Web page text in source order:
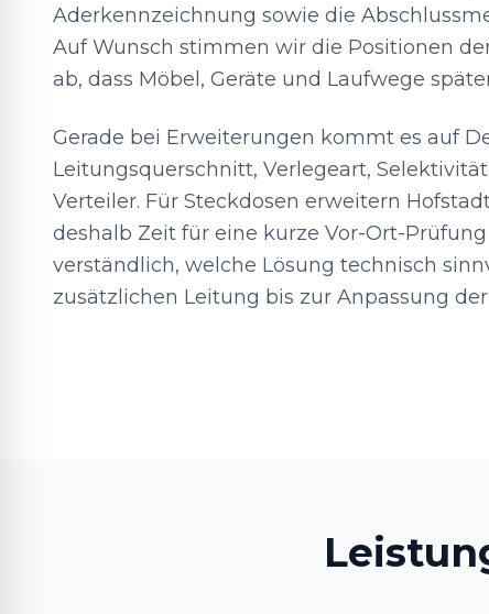
Aderkennzeichnung sowie die
Auf Wunsch stimmen wir die Positionen
ab, dass Möbel, Geräte und Laufwege
Gerade bei Erweiterungen kommt es auf
Leitungsquerschnitt, Verlegeart,
Verteiler. Für Steckdosen erweitern
deshalb Zeit für eine kurze Vor-Ort-
verständlich, welche Lösung technisch
zusätzlichen Leitung bis zur Anpassung